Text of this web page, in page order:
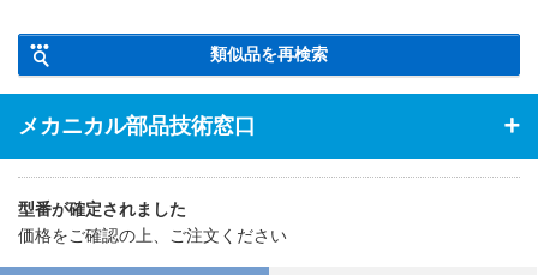
類似品を再検索
メカニカル部品技術窓口
型番が確定されました
価格をご確認の上、ご注文ください